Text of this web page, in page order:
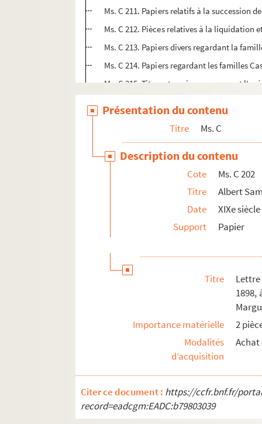
Ms. C 211. Papiers relatifs à la succession
Ms. C 212. Pièces relatives à la liquidation
Ms. C 213. Papiers divers regardant la
Ms. C 214. Papiers regardant les familles
Ms. C 215. Titres et papiers concernant
Ms. C 219. Procès Duquesne. Brasme
Ms. C 220-1 à 2. Génie militaire. Place de
Ms. C 221-1 à 2. Comptes de François de
Ms. C 222. Comptes de la terre d’Avesnes
Ms. C 223-1 à 4. Comptes de la prévôté de
Ms. C 225-1 à 2. Comptes de la seigneurie
Ms. C 226-1 à 2. Comptes des biens que
Ms. C 227. Comptes que fait et rend Me
Ms. C 228-1 à 2. Comptes que fait et rend
Ms. C 229. Comptes que présente et rend
Ms. C 230. Comptes que fait et rend M.
Ms. C 231. Comptes que fait et rend M.
Ms. C 232. Comptes des fourrages livrés
Ms. C 233. Comptes que fait et rend
Présentation du contenu
Titre Ms. C
Description du contenu
Cote
Ms. C 202
Titre
Albert
Date
XIXe siècle
Support
Papier
Titre
1898,
Importance matérielle
2
Modalités
d’acquisition
Achat
Citer ce document : https://ccfr.bnf.fr/
record=eadcgm:EADC:b79803039